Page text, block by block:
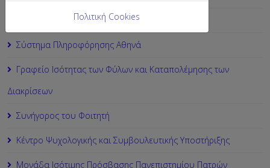
Webmail φοιτητών
Σύστημα Πληροφόρησης Αθηνά
Γραφείο Ισότητας των Φύλων και Καταπολέμησης των
Διακρίσεων
Συνήγορος του Φοιτητή
Κέντρο Ψυχολογικής και Συμβουλευτικής Υποστήριξης
Μονάδα Ισότιμης Πρόσβασης Πανεπιστημίου Πατρών
Πολιτική Cookies